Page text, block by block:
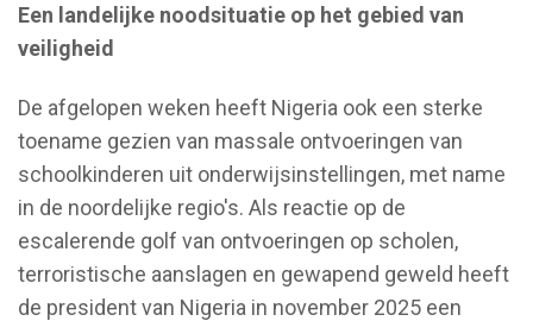
Een landelijke noodsituatie op het gebied van
veiligheid
De afgelopen weken heeft Nigeria ook een sterke
toename gezien van massale ontvoeringen van
schoolkinderen uit onderwijsinstellingen, met name
in de noordelijke regio's. Als reactie op de
escalerende golf van ontvoeringen op scholen,
terroristische aanslagen en gewapend geweld heeft
de president van Nigeria in november 2025 een